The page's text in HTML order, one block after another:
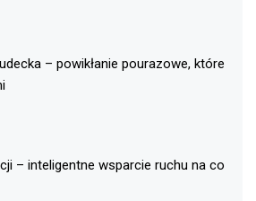
– powikłanie pourazowe, które
– inteligentne wsparcie ruchu na co